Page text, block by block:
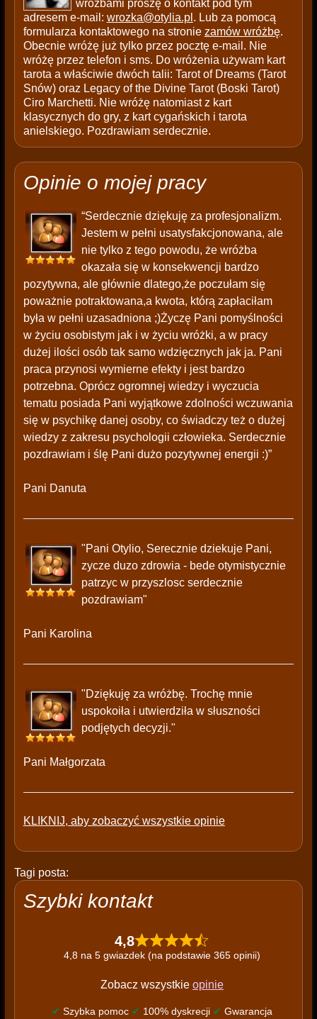
wróżbami proszę o kontakt pod tym
adresem e-mail: wrozka@otylia.pl . Lub za pomocą
formularza kontaktowego na stronie zamów wróżbę.
Obecnie wróżę już tylko przez pocztę e-mail. Nie
wróżę przez telefon i sms. Do wróżenia używam kart
tarota a właściwie dwóch talii: Tarot of Dreams (Tarot
Snów) oraz Legacy of the Divine Tarot (Boski Tarot)
Ciro Marchetti. Nie wróżę natomiast z kart
klasycznych do gry, z kart cygańskich i tarota
anielskiego. Pozdrawiam serdecznie.
Opinie o mojej pracy
“Serdecznie dziękuję za profesjonalizm.
Jestem w pełni usatysfakcjonowana, ale
nie tylko z tego powodu, że wróżba
okazała się w konsekwencji bardzo
pozytywna, ale głównie dlatego,że poczułam się
poważnie potraktowana,a kwota, którą zapłaciłam
była w pełni uzasadniona ;)Życzę Pani pomyślności
w życiu osobistym jak i w życiu wróżki, a w pracy
dużej ilości osób tak samo wdzięcznych jak ja. Pani
praca przynosi wymierne efekty i jest bardzo
potrzebna. Oprócz ogromnej wiedzy i wyczucia
tematu posiada Pani wyjątkowe zdolności wczuwania
się w psychikę danej osoby, co świadczy też o dużej
wiedzy z zakresu psychologii człowieka. Serdecznie
pozdrawiam i ślę Pani dużo pozytywnej energii :)”
Pani Danuta
"Pani Otylio, Serecznie dziekuje Pani,
zycze duzo zdrowia - bede otymistycznie
patrzyc w przyszlosc serdecznie
pozdrawiam"
Pani Karolina
"Dziękuję za wróżbę. Trochę mnie
uspokoiła i utwierdziła w słuszności
podjętych decyzji."
Pani Małgorzata
KLIKNIJ, aby zobaczyć wszystkie opinie
Tagi posta:
Szybki kontakt
4,8
4,8 na 5 gwiazdek (na podstawie 365 opinii)
Zobacz wszystkie opinie
✔ Szybka pomoc ✔ 100% dyskrecji ✔ Gwarancja